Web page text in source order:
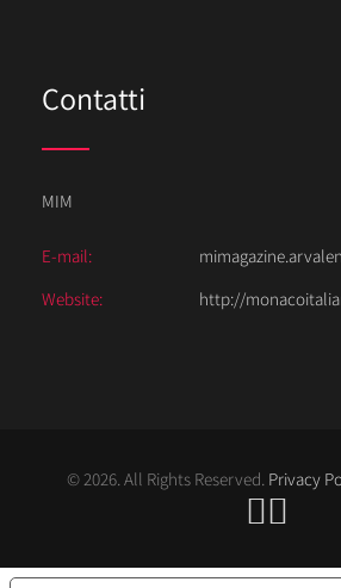
Contatti
MIM
E-mail:
Website:
http://
© 2026. All Rights Reserved. Privacy